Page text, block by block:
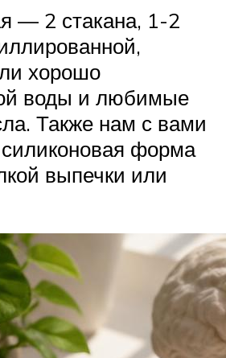
— 2 стакана, 1-2
хорошо
воды и любимые
Также нам с вами
форма
выпечки или